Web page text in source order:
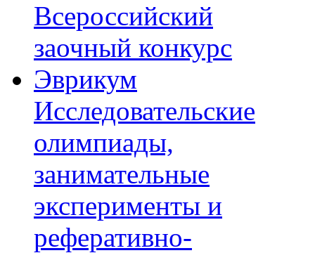
Всероссийский
заочный конкурс
Эврикум
Исследовательские
олимпиады,
занимательные
эксперименты и
реферативно-